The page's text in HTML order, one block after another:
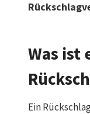
Was ist
Ein